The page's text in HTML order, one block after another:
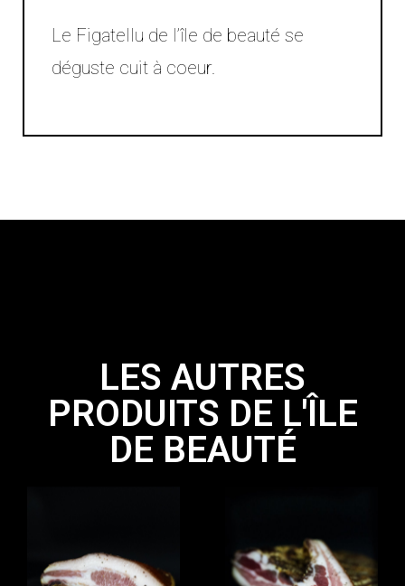
Le Figatellu de l’île de beauté se
déguste cuit à coeur.
LES AUTRES
PRODUITS DE L'ÎLE
DE BEAUTÉ